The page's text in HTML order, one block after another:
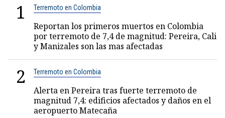
1 Terremoto en Colombia
Reportan los primeros muertos en Colombia
por terremoto de 7,4 de magnitud: Pereira, Cali
y Manizales son las mas afectadas
2 Terremoto en Colombia
Alerta en Pereira tras fuerte terremoto de
magnitud 7,4: edificios afectados y daños en el
aeropuerto Matecaña